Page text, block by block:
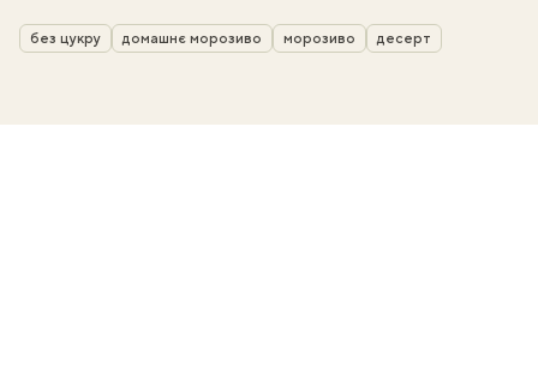
без цукру домашнє морозиво морозиво десерт